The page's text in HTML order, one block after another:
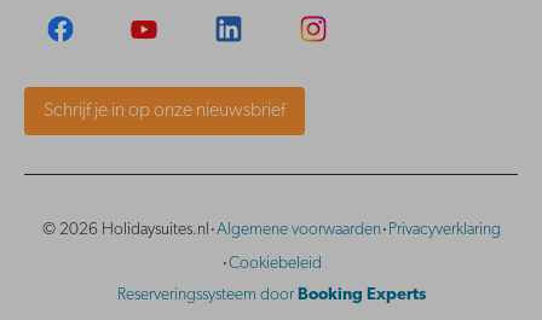
Schrijf je in op onze nieuwsbrief
© 2026 Holidaysuites.nl ·Algemene voorwaarden· Privacyverklaring
·Cookiebeleid
Reserveringssysteem door Booking Experts